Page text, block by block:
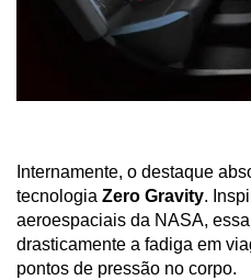
Internamente, o destaque
tecnologia Zero Gravity.
aeroespaciais da NASA,
drasticamente a fadiga em
pontos de pressão no corpo.